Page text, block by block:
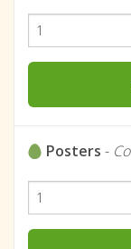
Posters -